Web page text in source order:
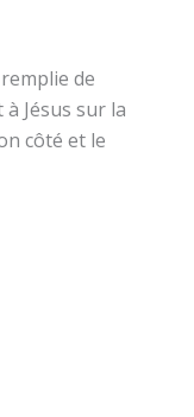
de
Jésus sur la
côté et le